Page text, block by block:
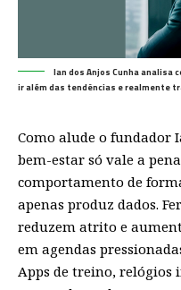
Ian dos Anjos Cunha analisa
ir além das tendências e realmente
Como alude o fundador
bem-estar só vale a
comportamento de
apenas produz dados.
reduzem atrito e
em agendas
Apps de treino, relógios